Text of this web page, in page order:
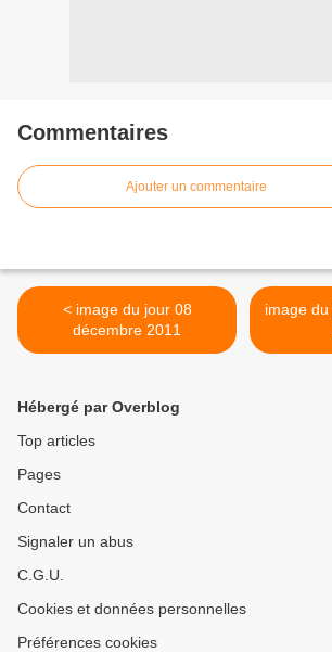
Commentaires
Ajouter un commentaire
< image du jour 08
décembre 2011
image
Hébergé par Overblog
Top articles
Pages
Contact
Signaler un abus
C.G.U.
Cookies et données personnelles
Préférences cookies